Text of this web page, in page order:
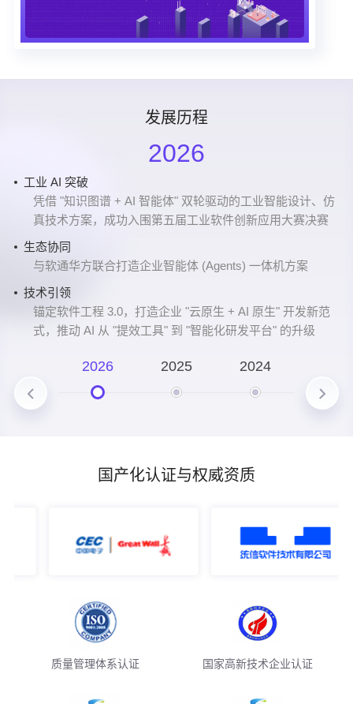
发展历程
2026
工业 AI 突破
凭借 "知识图谱 + AI 智能体" 双轮驱动的工业智能设计、仿
真技术方案，成功入围第五届工业软件创新应用大赛决赛
生态协同
与软通华方联合打造企业智能体 (Agents) 一体机方案
技术引领
锚定软件工程 3.0，打造企业 "云原生 + AI 原生" 开发新范
式，推动 AI 从 "提效工具" 到 "智能化研发平台" 的升级
战略布局
在南宁落地 AI 行业解决方案研发中心及面向东盟的总部基
地
工业数智化
正式加入工业知识联盟 OpenKAG，以 "云原生 + AI" 双引
擎赋能工业数智化转型
生态认可
入围《AI 中国生态图谱 2025》大模型开放平台板块
栈式技术能力
产品创新
企业数智化智能体（NebulaAI）正式上线，打造 AI 应用开
发新范式
技术融合
推出 AI-CloudOS 产品矩阵，将 AI 能力贯穿软件研发全生
命周期
生态合作
与各大 AI 厂商深度融合，为企业提供快速、高效、定制化
深耕云智一体化创新
在平台工程、AI技术等方面持续深耕
业务持续拓展
成功落地一汽集团、京东方、吉林石化、友邦保险等重要
客户
蓝图再拓
北京分公司成立
产品再升级
CloudOS产品入选信创产品图谱目录；上线开源产品
PagePlug（低代码）
业务持续拓展
成功落地中海油、中石油、联宝电子、蜂巢能源、深圳水
务等重要客户
B轮融资
阿里云战略投资行云创新
信创生态
加入信创工委会
专业深耕
参与信通院云原生相关标准制定
拓展全国市场
成功落地浙江省电检院等客户，组建客户成功团队
急速增长阶段
成功落地海尔、星巴克、中科曙光、网易等客户
SolarMesh/TitanIDE发布
多款云原生工具正式上线
A轮融资
行云创新完成总资金规模4000万元的A轮融资
上海分公司成立
加速拓展华东市场
服务范围持续拓展
成功落地汉口银行、格力、上海汽车、前海财险、万国数
据等客户
商业化进程加速
CloudOS开始在各大头部企业实现大规模应用
业务持续拓展
落地中信信用卡中心云原生项目
Pre-A 融资
行云创新完成了Pre-A 融资
CloudOS 1.0上线
落地多家大型企业
成立
2016年8月24号，行云创新公司成立
2026 2025 2024
国产化认证与权威资质
质量管理体系认证 国家高新技术企业认证